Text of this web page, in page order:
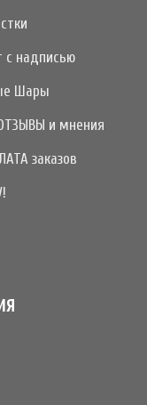
с надписью
Шары
и мнения
заказов